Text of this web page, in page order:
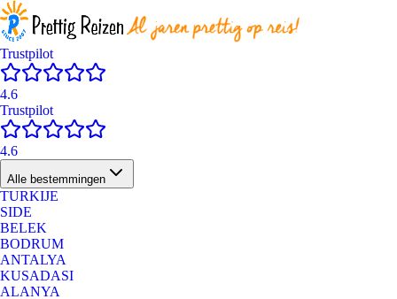
Trustpilot
4.6
Trustpilot
4.6
Alle bestemmingen
TURKIJE
SIDE
BELEK
BODRUM
ANTALYA
KUSADASI
ALANYA